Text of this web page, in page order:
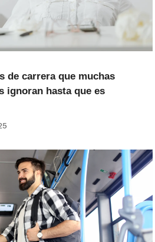
de carrera que muchas
ignoran hasta que es